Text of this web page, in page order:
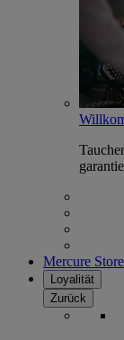
Mercure Store
Loyalität
Zurück